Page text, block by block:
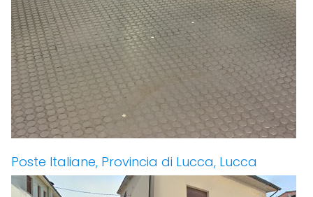
Poste Italiane, Provincia di Lucca, Lucca